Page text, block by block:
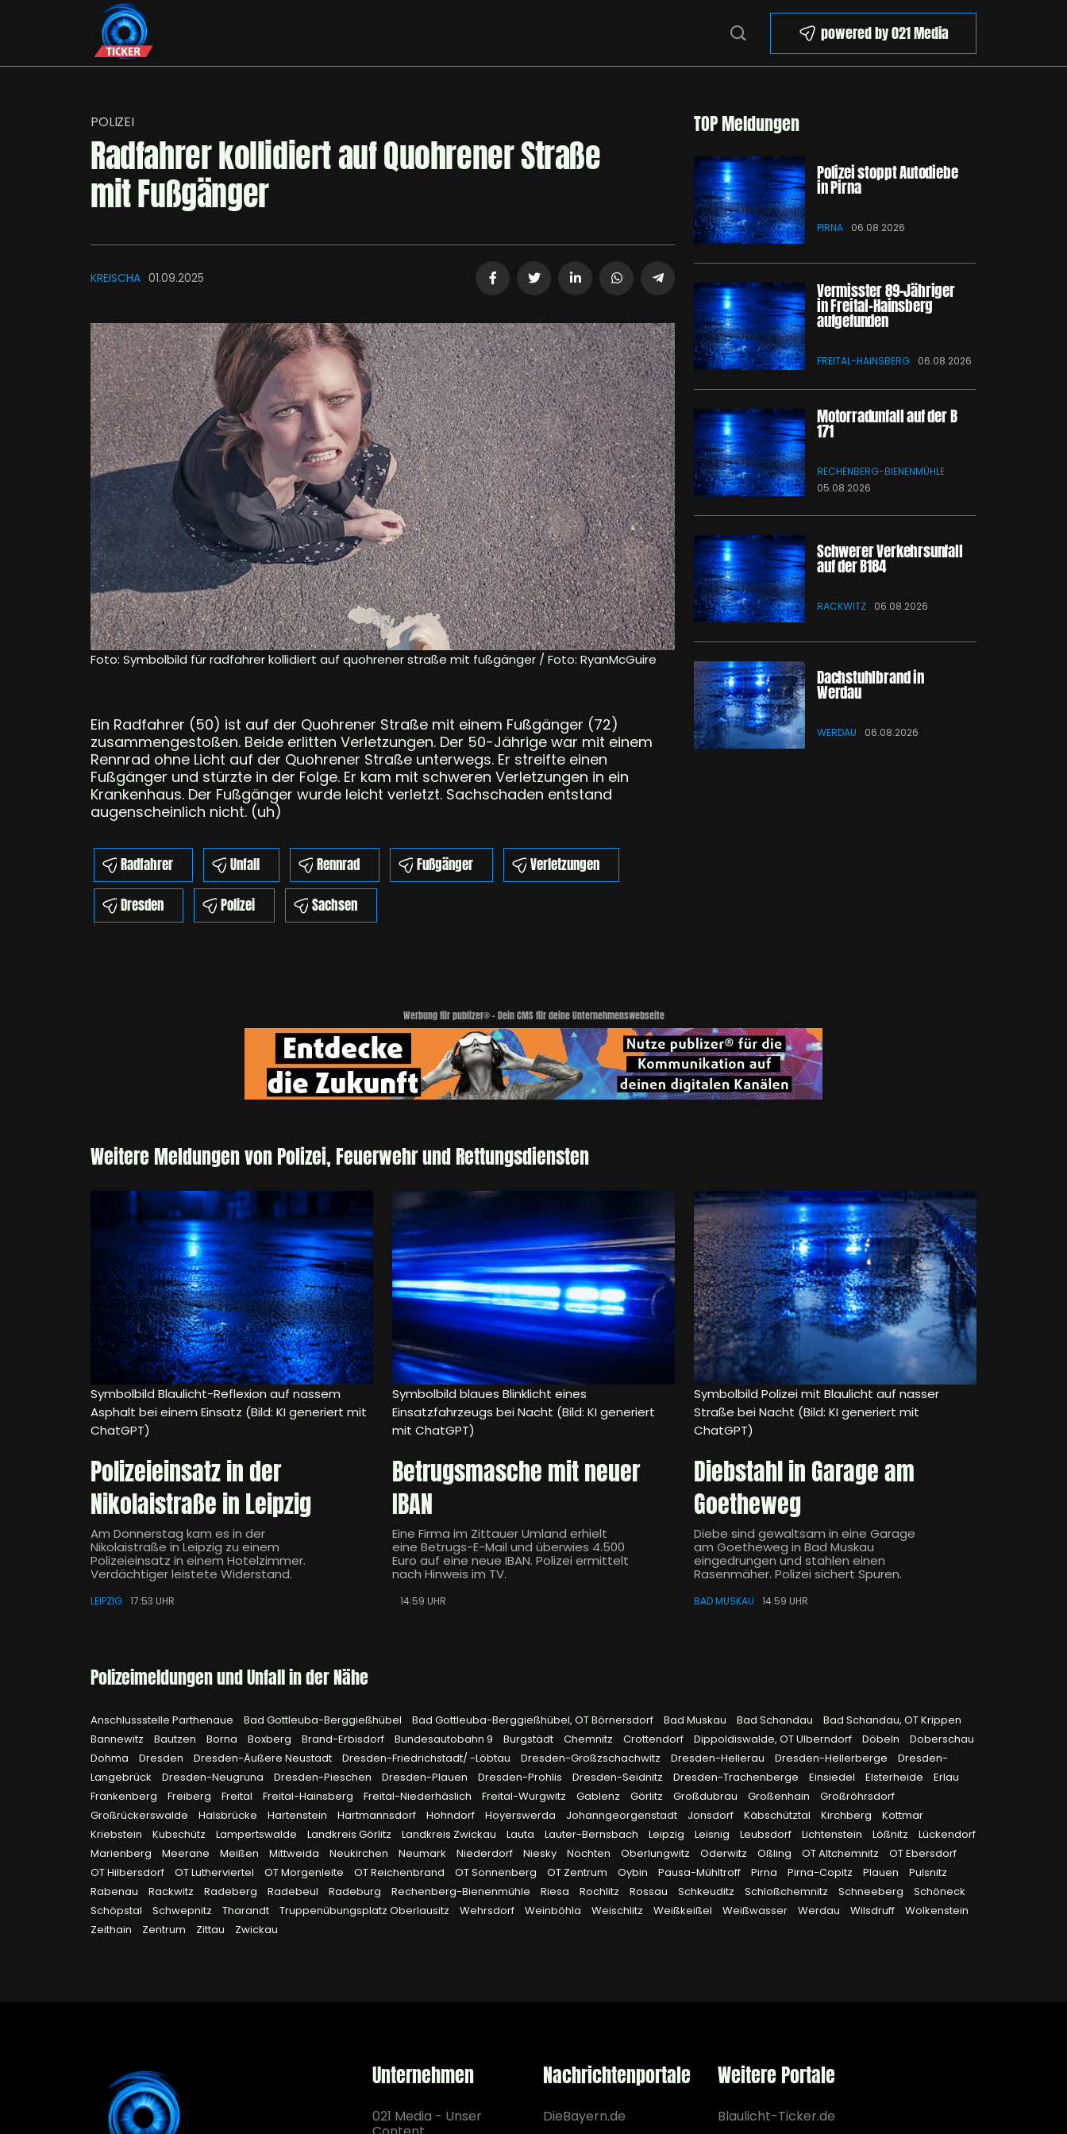
powered by 021 Media
POLIZEI
Radfahrer kollidiert auf Quohrener Straße
mit Fußgänger
KREISCHA 01.09.2025
Foto: Symbolbild für radfahrer kollidiert auf quohrener straße mit fußgänger / Foto: RyanMcGuire
Ein Radfahrer (50) ist auf der Quohrener Straße mit einem Fußgänger (72)
zusammengestoßen. Beide erlitten Verletzungen. Der 50-Jährige war mit einem
Rennrad ohne Licht auf der Quohrener Straße unterwegs. Er streifte einen
Fußgänger und stürzte in der Folge. Er kam mit schweren Verletzungen in ein
Krankenhaus. Der Fußgänger wurde leicht verletzt. Sachschaden entstand
augenscheinlich nicht. (uh)
Radfahrer Unfall Rennrad Fußgänger
Verletzungen
Dresden
Polizei Sachsen
TOP Meldungen
Polizei stoppt Autodiebe
in Pirna
PIRNA 06.08.2026
Vermisster 89-Jähriger
in Freital-Hainsberg
aufgefunden
FREITAL-HAINSBERG 06.08.2026
Motorradunfall auf der B
171
RECHENBERG-BIENENMÜHLE
05.08.2026
Schwerer Verkehrsunfall
auf der B184
RACKWITZ 06.08.2026
Dachstuhlbrand in
Werdau
WERDAU 06.08.2026
Werbung für publizer® - Dein CMS für deine Unternehmenswebseite
Weitere Meldungen von Polizei, Feuerwehr und Rettungsdiensten
Symbolbild Blaulicht-Reflexion auf nassem
Asphalt bei einem Einsatz (Bild: KI generiert mit
ChatGPT)
Polizeieinsatz in der
Nikolaistraße in Leipzig
Am Donnerstag kam es in der
Nikolaistraße in Leipzig zu einem
Polizeieinsatz in einem Hotelzimmer.
Verdächtiger leistete Widerstand.
LEIPZIG 17:53 UHR
Symbolbild blaues Blinklicht eines
Einsatzfahrzeugs bei Nacht (Bild: KI generiert
mit ChatGPT)
Betrugsmasche mit neuer
IBAN
Eine Firma im Zittauer Umland erhielt
eine Betrugs-E-Mail und überwies 4.500
Euro auf eine neue IBAN. Polizei ermittelt
nach Hinweis im TV.
14:59 UHR
Symbolbild Polizei mit Blaulicht auf nasser
Straße bei Nacht (Bild: KI generiert mit
ChatGPT)
Diebstahl in Garage am
Goetheweg
Diebe sind gewaltsam in eine Garage
am Goetheweg in Bad Muskau
eingedrungen und stahlen einen
Rasenmäher. Polizei sichert Spuren.
BAD MUSKAU 14:59 UHR
Polizeimeldungen und Unfall in der Nähe
Anschlussstelle Parthenaue Bad Gottleuba-Berggießhübel Bad Gottleuba-Berggießhübel, OT Börnersdorf Bad Muskau Bad Schandau
Bad Schandau, OT Krippen
Bannewitz
Bautzen Borna Boxberg Brand-Erbisdorf Bundesautobahn 9 Burgstädt Chemnitz Crottendorf Dippoldiswalde, OT Ulberndorf Döbeln
Doberschau
Dohma
Dresden Dresden-Äußere Neustadt Dresden-Friedrichstadt/ -Löbtau Dresden-Großzschachwitz Dresden-Hellerau Dresden-Hellerberge
Dresden-
Langebrück
Dresden-Neugruna Dresden-Pieschen Dresden-Plauen Dresden-Prohlis Dresden-Seidnitz Dresden-Trachenberge Einsiedel Elsterheide
Erlau
Frankenberg
Freiberg Freital Freital-Hainsberg Freital-Niederhäslich Freital-Wurgwitz Gablenz Görlitz Großdubrau Großenhain
Großröhrsdorf
Großrückerswalde
Halsbrücke Hartenstein Hartmannsdorf Hohndorf Hoyerswerda Johanngeorgenstadt Jonsdorf Käbschütztal Kirchberg
Kottmar
Kriebstein
Kubschütz Lampertswalde Landkreis Görlitz Landkreis Zwickau Lauta Lauter-Bernsbach Leipzig Leisnig Leubsdorf Lichtenstein Lößnitz
Lückendorf
Marienberg
Meerane Meißen Mittweida Neukirchen Neumark Niederdorf Niesky Nochten Oberlungwitz Oderwitz Oßling OT Altchemnitz
OT Ebersdorf
OT Hilbersdorf
OT Lutherviertel OT Morgenleite OT Reichenbrand OT Sonnenberg OT Zentrum Oybin Pausa-Mühltroff Pirna Pirna-Copitz Plauen
Pulsnitz
Rabenau
Rackwitz Radeberg Radebeul Radeburg Rechenberg-Bienenmühle Riesa Rochlitz Rossau Schkeuditz Schloßchemnitz Schneeberg
Schöneck
Schöpstal
Schwepnitz Tharandt Truppenübungsplatz Oberlausitz Wehrsdorf Weinböhla Weischlitz Weißkeißel Weißwasser Werdau Wilsdruff
Wolkenstein
Zeithain
Zentrum Zittau Zwickau
Unternehmen
021 Media - Unser
Nachrichtenportale
DieBayern.de
Weitere Portale
Blaulicht-Ticker.de